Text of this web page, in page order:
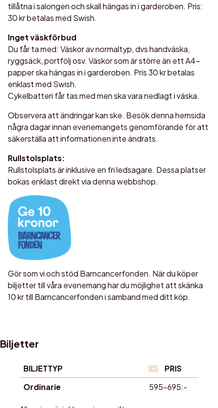
tillåtna i salongen och skall hängas in i garderoben. Pris:
30 kr betalas med Swish.
Inget väskförbud
Du får ta med: Väskor av normaltyp, dvs handväska,
ryggsäck, portfölj osv. Väskor som är större än ett A4-
papper ska hängas in i garderoben. Pris 30 kr betalas
enklast med Swish.
Cykelbatteri får tas med men ska vara nedlagt i väska.
Observera att ändringar kan ske. Besök denna hemsida
några dagar innan evenemangets genomförande för att
säkerställa att informationen inte ändrats.
Rullstolsplats:
Rullstolsplats är inklusive en fri ledsagare. Dessa platser
bokas enklast direkt via denna webbshop.
Gör som vi och stöd Barncancerfonden. När du köper
biljetter till våra evenemang har du möjlighet att skänka
10 kr till Barncancerfonden i samband med ditt köp.
Biljetter
BILJETTYP
PRIS
Ordinarie
595-695:-